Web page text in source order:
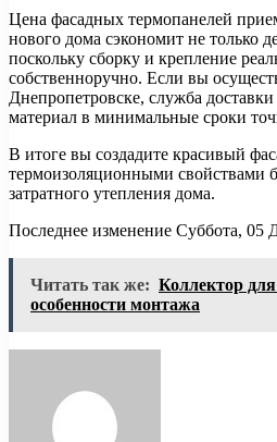
Цена фасадных термопанелей
нового дома сэкономит не только
поскольку сборку и крепление
собственноручно. Если вы
Днепропетровске, служба
материал в минимальные сроки
В итоге вы создадите красивый
термоизоляционными свойствами
затратного утепления дома.
Последнее изменение Суббота, 05
Читать так же: Коллектор
особенности монтажа